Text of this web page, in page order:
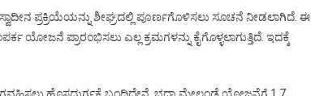
ಪ್ರಕ್ರಿಯೆಯನ್ನು ಶೀಘ್ರದಲ್ಲಿ ಪೂರ್ಣಗೊಳಿಸಲು ಸೂಚನೆ ನೀಡಲಾಗಿದೆ. ಈ
ಪ್ರಾರಂಭಿಸಲು ಎಲ್ಲ ಕ್ರಮಗಳನ್ನು ಕೈಗೊಳ್ಳಲಾಗುತ್ತಿದೆ. ಇದಕ್ಕೆ